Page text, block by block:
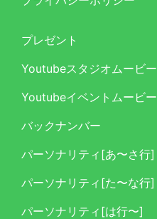
プレゼント
Youtubeスタジオムービー
Youtubeイベントムービー
バックナンバー
パーソナリティ[あ〜さ行]
パーソナリティ[た〜な行]
パーソナリティ[は行〜]